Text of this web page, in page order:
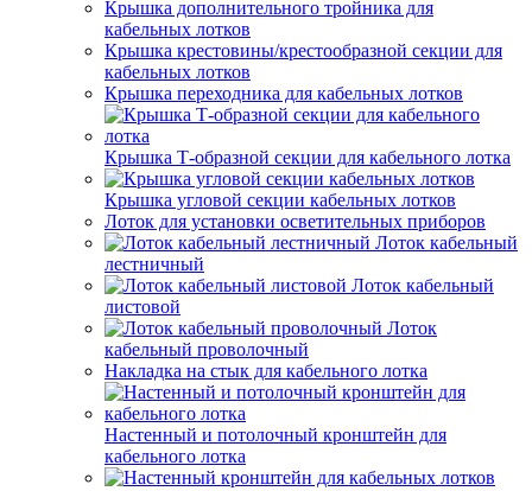
Крышка дополнительного тройника для
кабельных лотков
Крышка крестовины/крестообразной секции для
кабельных лотков
Крышка переходника для кабельных лотков
Крышка Т-образной секции для кабельного лотка
Крышка угловой секции кабельных лотков
Лоток для установки осветительных приборов
Лоток кабельный
лестничный
Лоток кабельный
листовой
Лоток
кабельный проволочный
Накладка на стык для кабельного лотка
Настенный и потолочный кронштейн для
кабельного лотка